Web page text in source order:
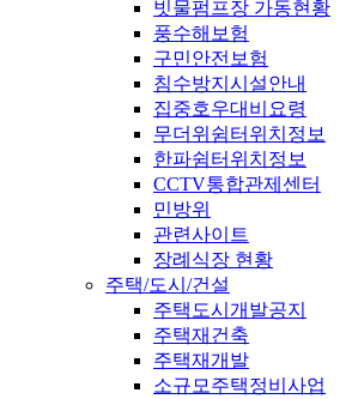
빗물펌프장 가동현황
풍수해보험
구민안전보험
침수방지시설안내
집중호우대비요령
무더위쉼터위치정보
한파쉼터위치정보
CCTV통합관제센터
민방위
관련사이트
장례식장 현황
주택/도시/건설
주택도시개발공지
주택재건축
주택재개발
소규모주택정비사업